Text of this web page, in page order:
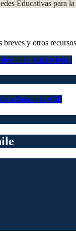
Educativas para
y otros